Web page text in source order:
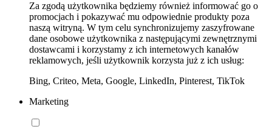
Za zgodą użytkownika będziemy również informować go o
promocjach i pokazywać mu odpowiednie produkty poza
naszą witryną. W tym celu synchronizujemy zaszyfrowane
dane osobowe użytkownika z następującymi zewnętrznymi
dostawcami i korzystamy z ich internetowych kanałów
reklamowych, jeśli użytkownik korzysta już z ich usług:
Bing, Criteo, Meta, Google, LinkedIn, Pinterest, TikTok
Marketing